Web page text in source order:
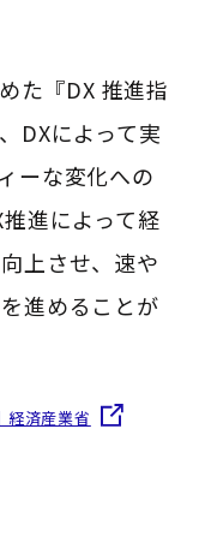
た『DX 推進指
DXによって実
ーな変化への
進によって経
上させ、速や
進めることが
経済産業省